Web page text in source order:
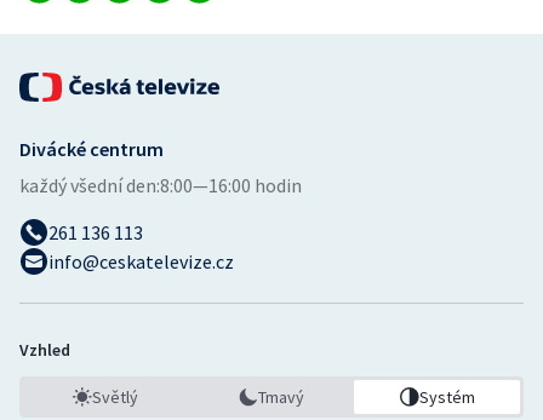
Divácké centrum
každý všední den:8:00—16:00 hodin
261 136 113
info@ceskatelevize.cz
Vzhled
Světlý Tmavý Systém